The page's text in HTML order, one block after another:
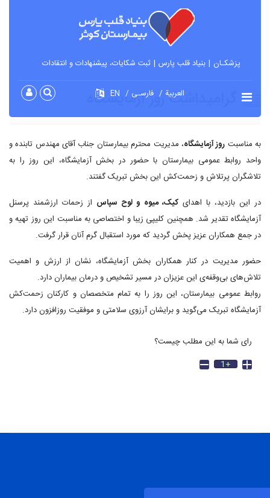
پزشکـان بنیاد قلب پارس ثبت شکایات، پیشنهادات و انتقادات
العربية فارسـی EN
گرامیداشت روز آزمایشگاه
به مناسبت روز آزمایشگاه، مدیریت محترم بیمارستان جناب آقای مهندس تابنده و
واحد روابط عمومی بیمارستان با حضور در بخش آزمایشگاه، این روز را به
تلاشگران پرتلاش و زحمت‌کش این بخش تبریک گفتند.
در این بازدید، با اهدایکیک، میوه و لوح سپاس از زحمات ارزشمند پرسنل
آزمایشگاه تقدیر شد. همچنین کلیپی زیبا و اختصاصی به مناسبت این روز تهیه و
در جمع همکاران عزیز پخش گردید که مورد استقبال گرم آنان قرار گرفت.
حضور مدیریت در کنار همکاران بخش آزمایشگاه، نشان از ارزش و اهمیت
تلاش‌های بی‌وقفه‌ی این عزیزان در مسیر تشخیص و درمان بیماران دارد.
روابط عمومی بیمارستان، این روز را به تمام متخصصان و کارکنان زحمت‌کش
آزمایشگاه تبریک می‌گوید و برایشان آرزوی سلامتی و موفقیت روزافزون دارد.
رای شما به این مطلب چیست؟
+1